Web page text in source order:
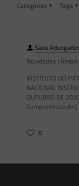
Categories Tags
Saes
Novidades |
INSTITUTO DO
NACIONAL
OUTUBRO DE
Compromisso do
0